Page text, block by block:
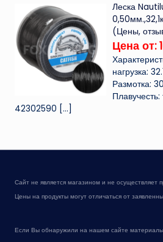
Леска
(Цены,
Цена от:
нагрузка:
Размотка:
42302590 […]
Сайт не является магазином и не осуществляет
Цены на продукты могут отличаться от
Если Вы обнаружили на нашем сайте